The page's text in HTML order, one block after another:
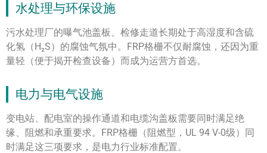
水处理与环保设施
污水处理厂的曝气池盖板、检修走道长期处于高湿度和含硫
化氢（H₂S）的腐蚀气氛中。FRP格栅不仅耐腐蚀，还因为重
量轻（便于揭开检查设备）而成为运营方首选。
电力与电气设施
变电站、配电室的操作通道和电缆沟盖板需要同时满足绝
缘、阻燃和承重要求。FRP格栅（阻燃型，UL 94 V-0级）同
时满足这三项要求，是电力行业标准配置。